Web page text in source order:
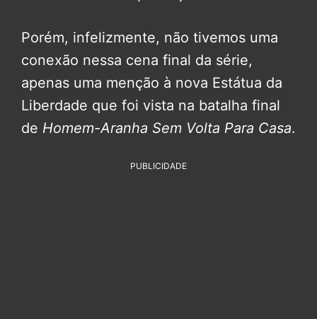
Porém, infelizmente, não tivemos uma
conexão nessa cena final da série,
apenas uma menção à nova Estátua da
Liberdade que foi vista na batalha final
de Homem-Aranha Sem Volta Para Casa.
PUBLICIDADE